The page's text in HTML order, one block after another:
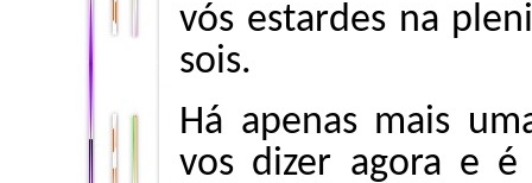
vós estardes na
sois.
Há apenas mais
vos dizer agora e